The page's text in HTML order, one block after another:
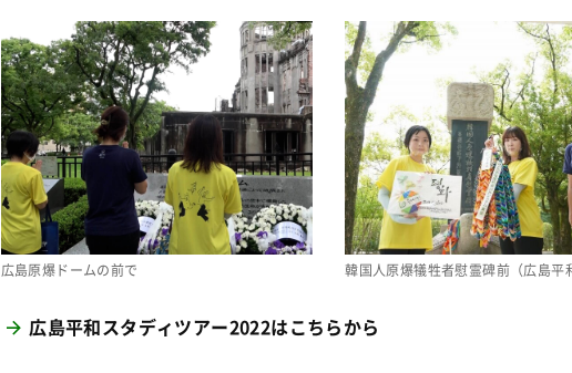
広島原爆ドームの前で 韓国人原爆犠牲者慰霊碑前（広島平
広島平和スタディツアー2022はこちらから